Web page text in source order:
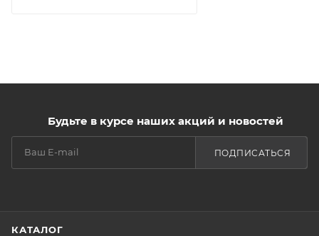
Будьте в курсе наших акций и новостей
ПОДПИСАТЬСЯ
КАТАЛОГ